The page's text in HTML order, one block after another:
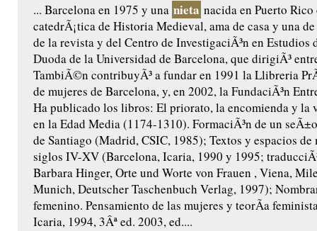
... Barcelona en 1975 y una nieta nacida en Puerto Rico
catedrÃ¡tica de Historia Medieval, ama de casa y una
de la revista y del Centro de InvestigaciÃ³n en Estudios
Duoda de la Universidad de Barcelona, que dirigiÃ³
TambiÃ©n contribuyÃ³ a fundar en 1991 la Llibreria
de mujeres de Barcelona, y, en 2002, la FundaciÃ³n
Ha publicado los libros: El priorato, la encomienda y
en la Edad Media (1174-1310). FormaciÃ³n de un
de Santiago (Madrid, CSIC, 1985); Textos y espacios de
siglos IV-XV (Barcelona, Icaria, 1990 y 1995;
Barbara Hinger, Orte und Worte von Frauen , Viena,
Munich, Deutscher Taschenbuch Verlag, 1997);
femenino. Pensamiento de las mujeres y teorÃ­a
Icaria, 1994, 3Âª ed. 2003, ed....